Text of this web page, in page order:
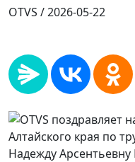
OTVS /2026-05-22